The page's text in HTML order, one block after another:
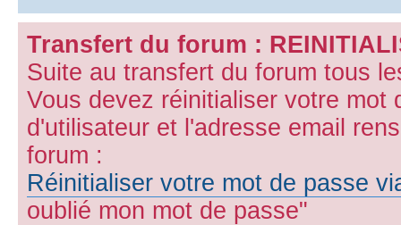
Transfert du forum :
Suite au transfert du forum tous
Vous devez réinitialiser votre mot
d'utilisateur et l'adresse email
forum :
Réinitialiser votre mot de passe
oublié mon mot de passe"